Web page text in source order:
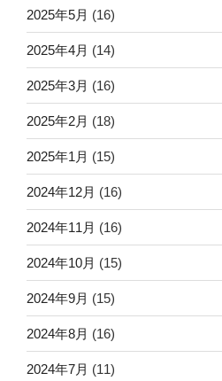
2025年5月 (16)
2025年4月 (14)
2025年3月 (16)
2025年2月 (18)
2025年1月 (15)
2024年12月 (16)
2024年11月 (16)
2024年10月 (15)
2024年9月 (15)
2024年8月 (16)
2024年7月 (11)